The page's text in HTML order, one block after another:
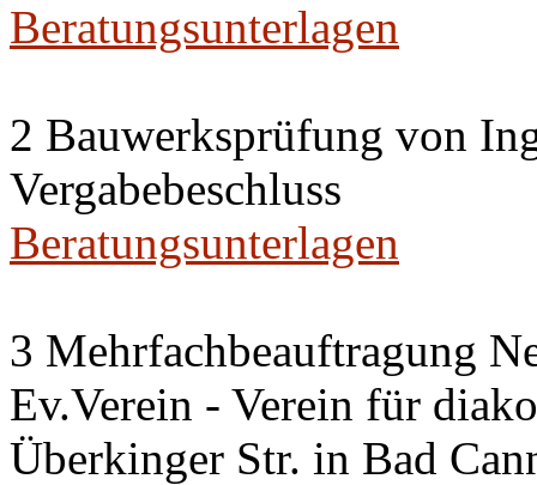
Beratungsunterlagen
2 Bauwerksprüfung von
Vergabebeschluss
Beratungsunterlagen
3 Mehrfachbeauftragung
Ev.Verein - Verein für
Überkinger Str. in Bad